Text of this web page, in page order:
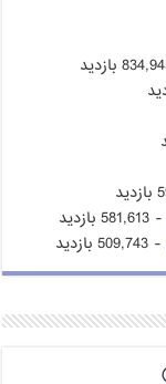
- 581,613 بازدید
- 509,743 بازدید